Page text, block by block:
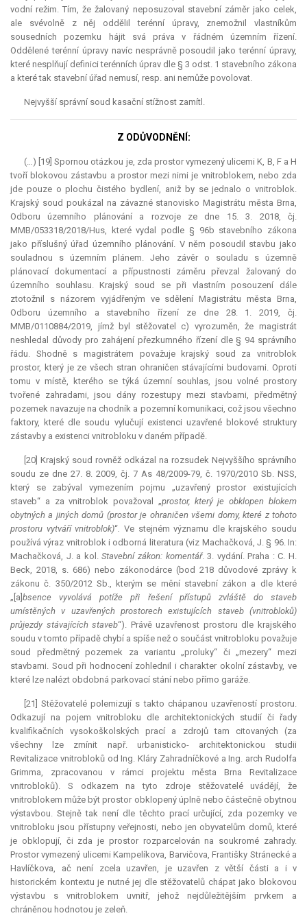
vodní režim. Tím, že žalovaný neposuzoval stavební záměr jako celek,
ale svévolně z něj oddělil terénní úpravy, znemožnil vlastníkům
sousedních pozemku hájit svá práva v řádném územním řízení.
Oddělené terénní úpravy navíc nesprávně posoudil jako terénní úpravy,
které nesplňují definici terénních úprav dle § 3 odst. 1 stavebního zákona
a které tak stavební úřad nemusí, resp. ani nemůže povolovat.
Nejvyšší správní soud kasační stížnost zamítl.
Z ODŮVODNĚNÍ:
(…) [19] Spornou otázkou je, zda prostor vymezený ulicemi K, B, F a H
tvoří blokovou zástavbu a prostor mezi nimi je vnitroblokem, nebo zda
jde pouze o plochu čistého bydlení, aniž by se jednalo o vnitroblok.
Krajský soud poukázal na závazné stanovisko Magistrátu města Brna,
Odboru územního plánování a rozvoje ze dne 15. 3. 2018, čj.
MMB/053318/2018/Hus, které vydal podle § 96b stavebního zákona
jako příslušný úřad územního plánování. V něm posoudil stavbu jako
souladnou s územním plánem. Jeho závěr o souladu s územně
plánovací dokumentací a přípustnosti záměru převzal žalovaný do
územního souhlasu. Krajský soud se při vlastním posouzení dále
ztotožnil s názorem vyjádřeným ve sdělení Magistrátu města Brna,
Odboru územního a stavebního řízení ze dne 28. 1. 2019, čj.
MMB/0110884/2019, jímž byl stěžovatel c) vyrozuměn, že magistrát
neshledal důvody pro zahájení přezkumného řízení dle § 94 správního
řádu. Shodně s magistrátem považuje krajský soud za vnitroblok
prostor, který je ze všech stran ohraničen stávajícími budovami. Oproti
tomu v místě, kterého se týká územní souhlas, jsou volné prostory
tvořené zahradami, jsou dány rozestupy mezi stavbami, předmětný
pozemek navazuje na chodník a pozemní komunikaci, což jsou všechno
faktory, které dle soudu vylučují existenci uzavřené blokové struktury
zástavby a existenci vnitrobloku v daném případě.
[20] Krajský soud rovněž odkázal na rozsudek Nejvyššího správního
soudu ze dne 27. 8. 2009, čj. 7 As 48/2009-79, č. 1970/2010 Sb. NSS,
který se zabýval vymezením pojmu „uzavřený prostor existujících
staveb“ a za vnitroblok považoval „prostor, který je obklopen blokem
obytných a jiných domů (prostor je ohraničen všemi domy, které z tohoto
prostoru vytváří vnitroblok)“. Ve stejném významu dle krajského soudu
používá výraz vnitroblok i odborná literatura (viz Machačková, J. § 96. In:
Machačková, J. a kol.Stavební zákon: komentář. 3. vydání. Praha : C. H.
Beck, 2018, s. 686) nebo zákonodárce (bod 218 důvodové zprávy k
zákonu č. 350/2012 Sb., kterým se mění stavební zákon a dle které
„[a] bsence vyvolává potíže při řešení přístupů zvláště do staveb
umístěných v uzavřených prostorech existujících staveb (vnitrobloků)
průjezdy stávajících staveb“). Právě uzavřenost prostoru dle krajského
soudu v tomto případě chybí a spíše než o součást vnitrobloku považuje
soud předmětný pozemek za variantu „proluky“ či „mezery“ mezi
stavbami. Soud při hodnocení zohlednil i charakter okolní zástavby, ve
které lze nalézt obdobná parkovací stání nebo přímo garáže.
[21] Stěžovatelé polemizují s takto chápanou uzavřeností prostoru.
Odkazují na pojem vnitrobloku dle architektonických studií či řady
kvalifikačních vysokoškolských prací a zdrojů tam citovaných (za
všechny lze zmínit např. urbanisticko- architektonickou studii
Revitalizace vnitrobloků od Ing. Kláry Zahradníčkové a Ing. arch Rudolfa
Grimma, zpracovanou v rámci projektu města Brna Revitalizace
vnitrobloků). S odkazem na tyto zdroje stěžovatelé uvádějí, že
vnitroblokem může být prostor obklopený úplně nebo částečně obytnou
výstavbou. Stejně tak není dle těchto prací určující, zda pozemky ve
vnitrobloku jsou přístupny veřejnosti, nebo jen obyvatelům domů, které
je obklopují, či zda je prostor rozparcelován na soukromé zahrady.
Prostor vymezený ulicemi Kampelíkova, Barvičova, Františky Stránecké a
Havlíčkova, ač není zcela uzavřen, je uzavřen z větší části a i v
historickém kontextu je nutné jej dle stěžovatelů chápat jako blokovou
výstavbu s vnitroblokem uvnitř, jehož nejdůležitějším prvkem a
chráněnou hodnotou je zeleň.